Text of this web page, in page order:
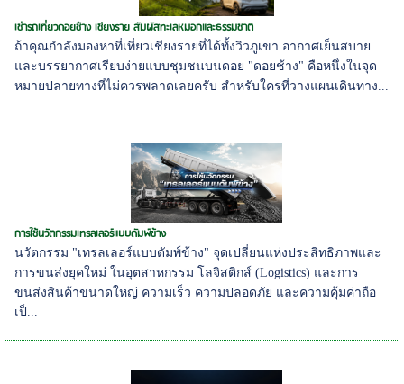
เช่ารถเที่ยวดอยช้าง เชียงราย สัมผัสทะเลหมอกและธรรมชาติ
ถ้าคุณกำลังมองหาที่เที่ยวเชียงรายที่ได้ทั้งวิวภูเขา อากาศเย็นสบาย
และบรรยากาศเรียบง่ายแบบชุมชนบนดอย "ดอยช้าง" คือหนึ่งในจุด
หมายปลายทางที่ไม่ควรพลาดเลยครับ สำหรับใครที่วางแผนเดินทาง...
การใช้นวัตกรรมเทรลเลอร์แบบดัมพ์ข้าง
นวัตกรรม "เทรลเลอร์แบบดัมพ์ข้าง" จุดเปลี่ยนแห่งประสิทธิภาพและ
การขนส่งยุคใหม่ ในอุตสาหกรรม โลจิสติกส์ (Logistics) และการ
ขนส่งสินค้าขนาดใหญ่ ความเร็ว ความปลอดภัย และความคุ้มค่าถือ
เป็...